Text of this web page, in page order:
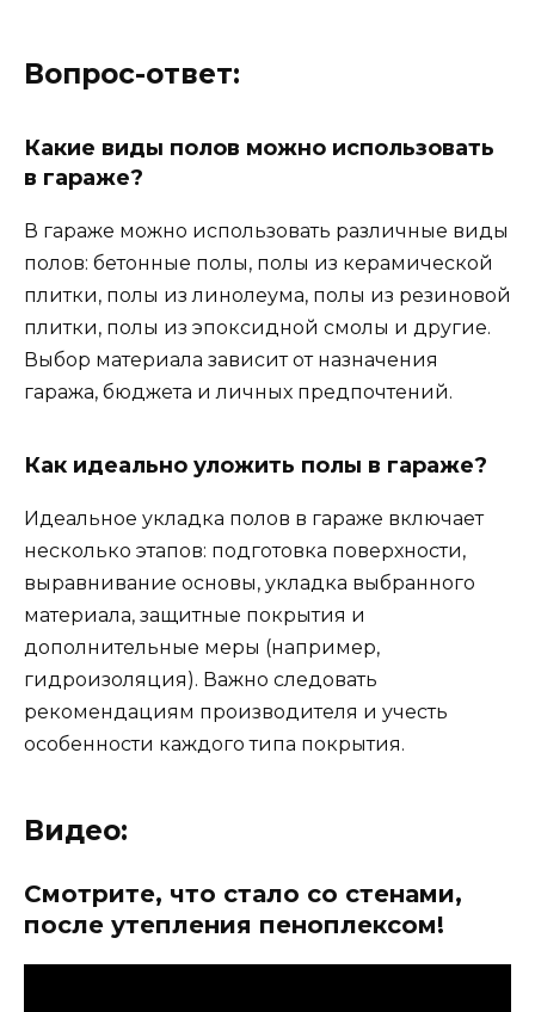
Вопрос-ответ:
Какие виды полов можно использовать
в гараже?
В гараже можно использовать различные виды
полов: бетонные полы, полы из керамической
плитки, полы из линолеума, полы из резиновой
плитки, полы из эпоксидной смолы и другие.
Выбор материала зависит от назначения
гаража, бюджета и личных предпочтений.
Как идеально уложить полы в гараже?
Идеальное укладка полов в гараже включает
несколько этапов: подготовка поверхности,
выравнивание основы, укладка выбранного
материала, защитные покрытия и
дополнительные меры (например,
гидроизоляция). Важно следовать
рекомендациям производителя и учесть
особенности каждого типа покрытия.
Видео:
Смотрите, что стало со стенами,
после утепления пеноплексом!